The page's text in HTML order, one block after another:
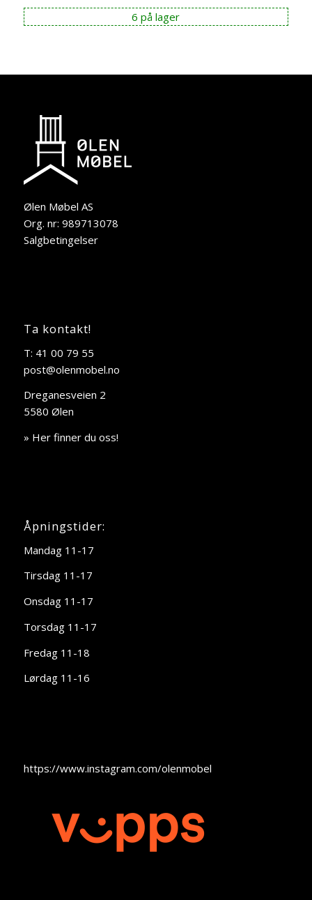
6 på lager
Ølen Møbel AS
Org. nr: 989713078
Salgbetingelser
Ta kontakt!
T: 41 00 79 55
post@olenmobel.no
Dreganesveien 2
5580 Ølen
» Her finner du oss!
Åpningstider:
Mandag 11-17
Tirsdag 11-17
Onsdag 11-17
Torsdag 11-17
Fredag 11-18
Lørdag 11-16
https://www.instagram.com/olenmobel